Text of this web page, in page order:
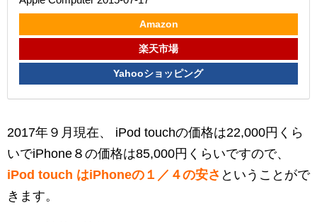
Amazon
楽天市場
Yahooショッピング
2017年９月現在、 iPod touchの価格は22,000円くら
いでiPhone８の価格は85,000円くらいですので、
iPod touch はiPhoneの１／４の安さ ということがで
きます。